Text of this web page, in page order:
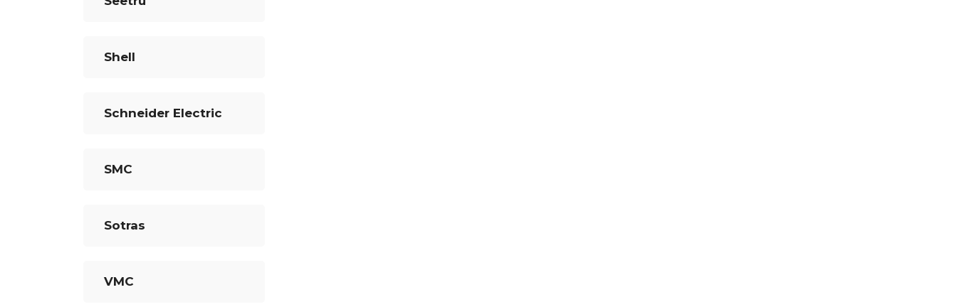
Shell
Schneider Electric
SMC
Sotras
VMC